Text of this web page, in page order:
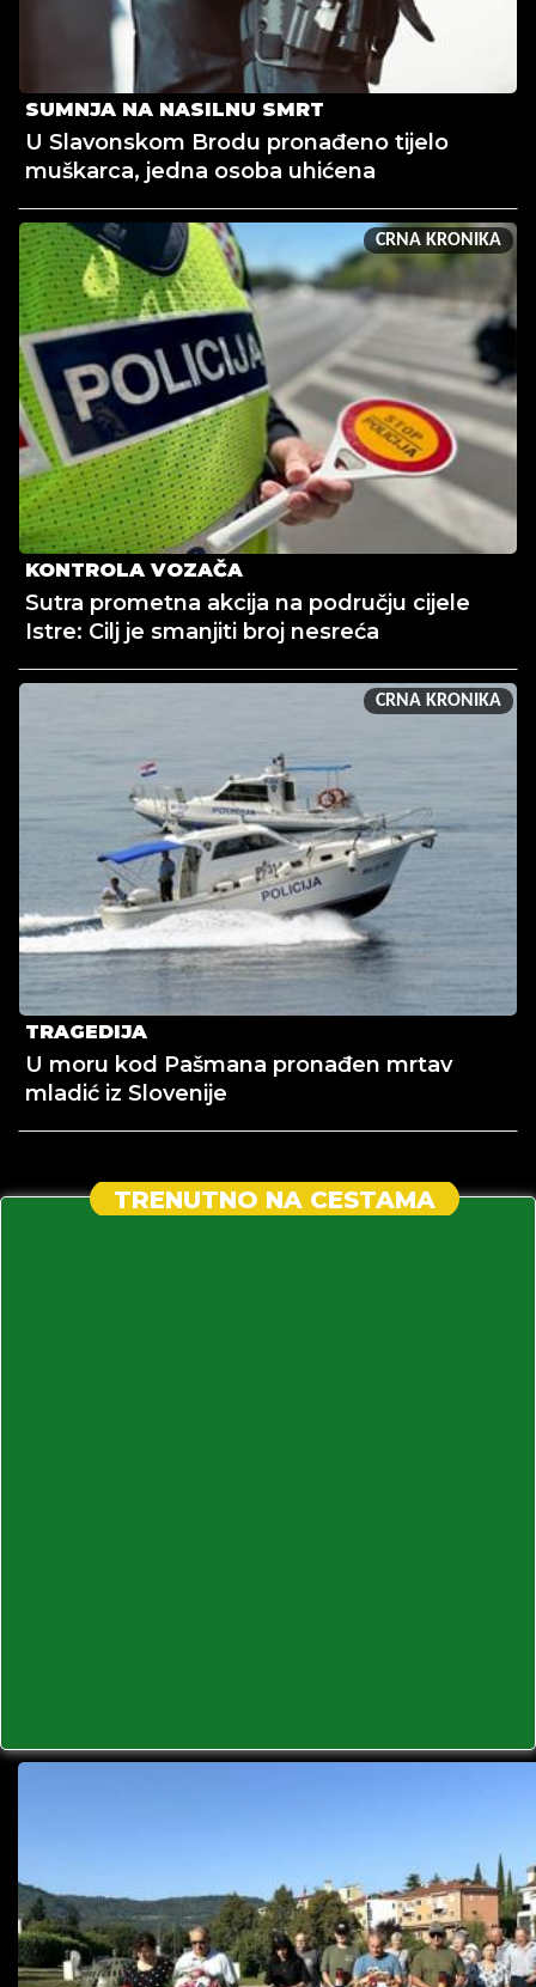
SUMNJA NA NASILNU SMRT
U Slavonskom Brodu pronađeno tijelo
muškarca, jedna osoba uhićena
CRNA KRONIKA
KONTROLA VOZAČA
Sutra prometna akcija na području cijele
Istre: Cilj je smanjiti broj nesreća
CRNA KRONIKA
TRAGEDIJA
U moru kod Pašmana pronađen mrtav
mladić iz Slovenije
TRENUTNO NA CESTAMA